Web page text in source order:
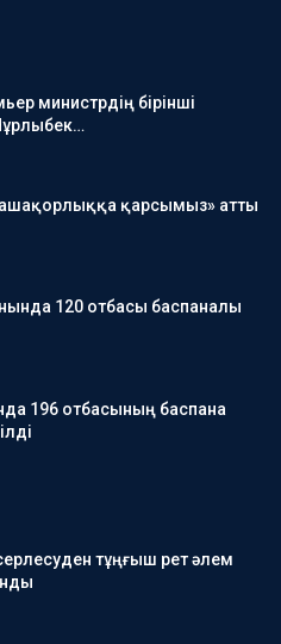
министрдің бірінші
қарсымыз» атты
120 отбасы баспаналы
196 отбасының баспана
тұңғыш рет әлем